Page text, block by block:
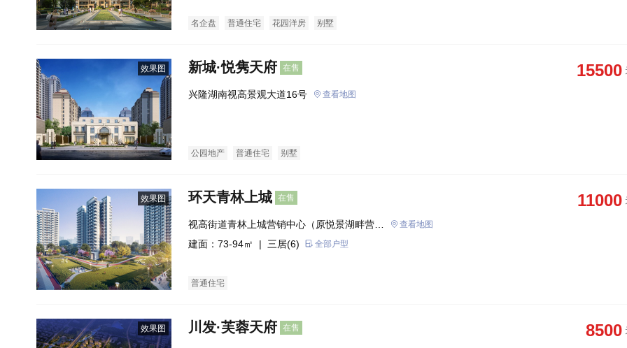
名企盘 普通住宅 花园洋房 别墅
效果图 新城·悦隽天府 在售 15500
兴隆湖南视高景观大道16号 查看地图
公园地产 普通住宅 别墅
效果图 环天青林上城 在售 11000
视高街道青林上城营销中心（原悦景湖畔营销
中心）
查看地图
建面：73-94㎡ | 三居(6) 全部户型
普通住宅
效果图 川发·芙蓉天府 在售 8500